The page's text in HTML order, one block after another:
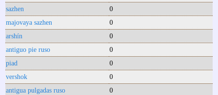
sazhen
0
majovaya sazhen
0
arshín
0
antiguo pie ruso
0
piad
0
vershok
0
antigua pulgadas ruso
0